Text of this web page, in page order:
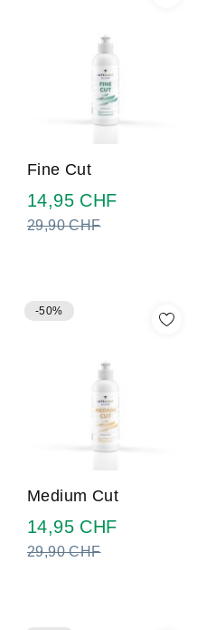
Fine Cut
14,95 CHFPrix
29,90 CHF
-50%
Medium Cut
14,95 CHFPrix
29,90 CHF